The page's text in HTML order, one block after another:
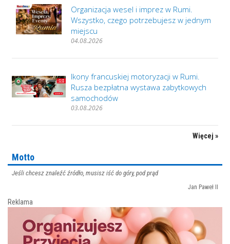
Organizacja wesel i imprez w Rumi.
Wszystko, czego potrzebujesz w jednym
miejscu
04.08.2026
Ikony francuskiej motoryzacji w Rumi.
Rusza bezpłatna wystawa zabytkowych
samochodów
03.08.2026
Więcej »
Motto
Jeśli chcesz znaleźć źródło, musisz iść do góry, pod prąd
Jan Paweł II
Reklama